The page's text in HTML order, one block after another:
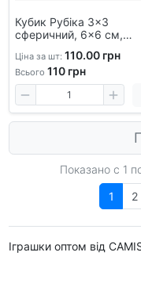
Кубик Рубіка 3×3
сферичний, 6×6 см,
з унікальним
Ціна за шт: 110.00 грн
Всього 110грн
Показано с 1
1
2
Іграшки оптом від